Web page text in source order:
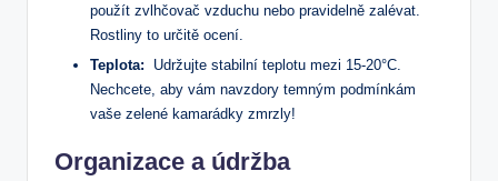
použít zvlhčovač ⁤vzduchu nebo pravidelně zalévat.
Rostliny to určitě ocení.
Teplota: ⁣ Udržujte stabilní teplotu mezi 15-20°C.
Nechcete, aby vám navzdory⁣ temným podmínkám
vaše zelené kamarádky zmrzly!
Organizace a údržba